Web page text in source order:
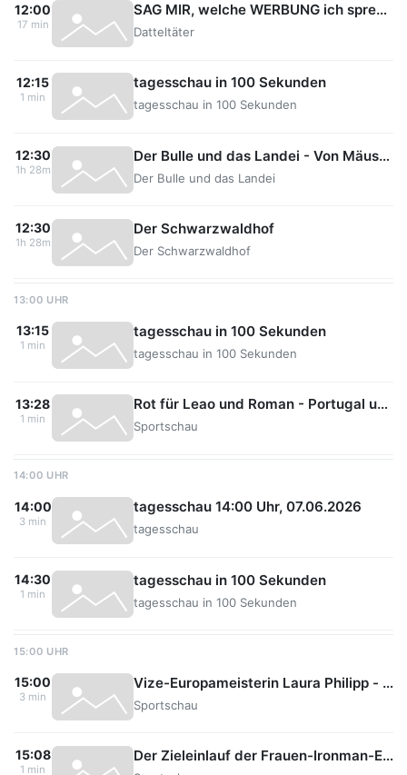
12:00
17 min
SAG MIR, welche WERBUNG ich spreche? feat. @Malwanne
Datteltäter
12:15
1 min
tagesschau in 100 Sekunden
tagesschau in 100 Sekunden
12:30
1h 28m
Der Bulle und das Landei - Von Mäusen, Miezen und Moneten
Der Bulle und das Landei
12:30
1h 28m
Der Schwarzwaldhof
Der Schwarzwaldhof
13:00 UHR
13:15
1 min
tagesschau in 100 Sekunden
tagesschau in 100 Sekunden
13:28
1 min
Rot für Leao und Roman - Portugal und Chiles Schlägerei
Sportschau
14:00 UHR
14:00
3 min
tagesschau 14:00 Uhr, 07.06.2026
tagesschau
14:30
1 min
tagesschau in 100 Sekunden
tagesschau in 100 Sekunden
15:00 UHR
15:00
3 min
Vize-Europameisterin Laura Philipp - "Das Beste, was heute drin war"
Sportschau
15:08
1 min
Der Zieleinlauf der Frauen-Ironman-EM in Hamburg